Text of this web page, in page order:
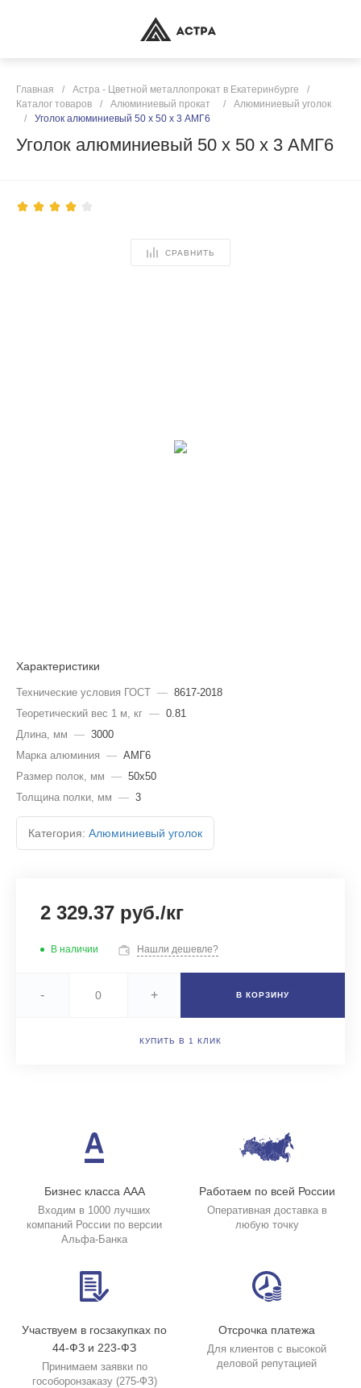
Главная / Астра - Цветной металлопрокат в Екатеринбурге
/
Каталог товаров
/ Алюминиевый прокат /
Алюминиевый уголок
/
Уголок алюминиевый 50 х 50 х 3 АМГ6
Уголок алюминиевый 50 х 50 х 3 АМГ6
СРАВНИТЬ
Характеристики
Технические условия ГОСТ — 8617-2018
Теоретический вес 1 м, кг — 0.81
Длина, мм — 3000
Марка алюминия — АМГ6
Размер полок, мм — 50х50
Толщина полки, мм — 3
Категория: Алюминиевый уголок
2 329.37 руб./кг
В наличии Нашли дешевле?
- + В КОРЗИНУ
КУПИТЬ В 1 КЛИК
Бизнес класса ААА
Входим в 1000 лучших
компаний России по версии
Альфа-Банка
Работаем по всей России
Оперативная доставка в
любую точку
Участвуем в госзакупках по
44-ФЗ и 223-ФЗ
Принимаем заявки по
гособоронзаказу (275-ФЗ)
Отсрочка платежа
Для клиентов с высокой
деловой репутацией